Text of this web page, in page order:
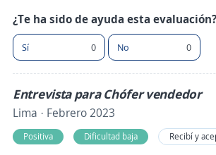
¿Te ha sido de ayuda esta evaluación?
Sí 0 No 0
Entrevista para Chófer vendedor
Lima · Febrero 2023
Positiva Dificultad baja Recibí y